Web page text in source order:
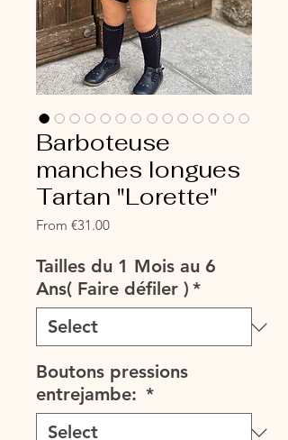
Barboteuse
manches longues
Tartan "Lorette"
From €31.00Sale
Tailles du 1 Mois au 6
Ans( Faire défiler ) *
Boutons pressions
entrejambe: *